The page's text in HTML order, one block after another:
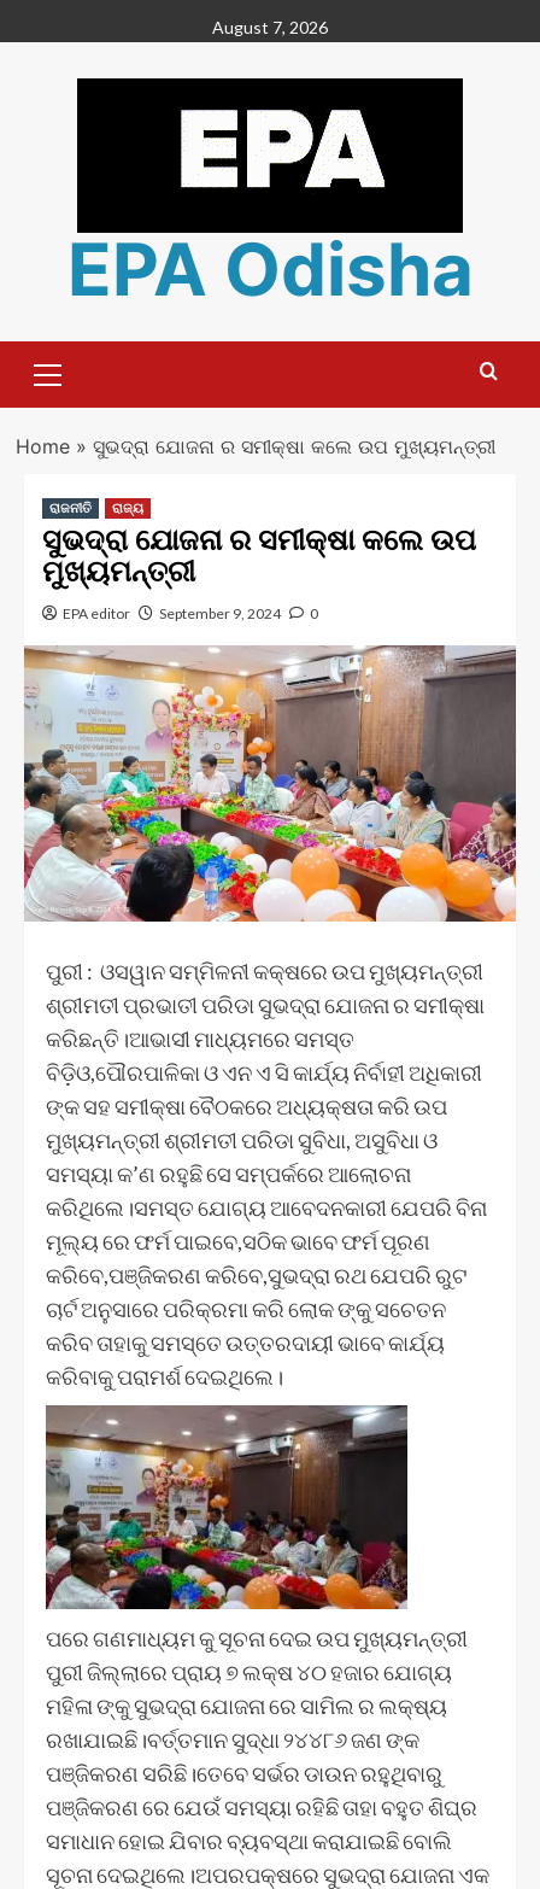
to
August 7, 2026
EPA Odisha
Menu
Home» ସୁଭଦ୍ରା ଯୋଜନା ର ସମୀକ୍ଷା କଲେ ଉପ ମୁଖ୍ୟମନ୍ତ୍ରୀ
ରାଜନୀତି ରାଜ୍ୟ
ସୁଭଦ୍ରା ଯୋଜନା ର ସମୀକ୍ଷା କଲେ ଉପ
ମୁଖ୍ୟମନ୍ତ୍ରୀ
EPA editor September 9, 2024 0
ପୁରୀ : ଓସୱାନ ସମ୍ମିଳନୀ କକ୍ଷରେ ଉପ ମୁଖ୍ୟମନ୍ତ୍ରୀ
ଶ୍ରୀମତୀ ପ୍ରଭାତୀ ପରିଡା ସୁଭଦ୍ରା ଯୋଜନା ର ସମୀକ୍ଷା
କରିଛନ୍ତି।ଆଭାସୀ ମାଧ୍ୟମରେ ସମସ୍ତ
ବିଡ଼ିଓ,ପୌରପାଳିକା ଓ ଏନ ଏ ସି କାର୍ଯ୍ୟ ନିର୍ବାହୀ ଅଧିକାରୀ
ଙ୍କ ସହ ସମୀକ୍ଷା ବୈଠକରେ ଅଧ୍ୟକ୍ଷତା କରି ଉପ
ମୁଖ୍ୟମନ୍ତ୍ରୀ ଶ୍ରୀମତୀ ପରିଡା ସୁବିଧା, ଅସୁବିଧା ଓ
ସମସ୍ୟା କ’ଣ ରହୁଛି ସେ ସମ୍ପର୍କରେ ଆଲୋଚନା
କରିଥିଲେ।ସମସ୍ତ ଯୋଗ୍ୟ ଆବେଦନକାରୀ ଯେପରି ବିନା
ମୂଲ୍ୟ ରେ ଫର୍ମ ପାଇବେ,ସଠିକ ଭାବେ ଫର୍ମ ପୂରଣ
କରିବେ,ପଞ୍ଜିକରଣ କରିବେ,ସୁଭଦ୍ରା ରଥ ଯେପରି ରୁଟ
ଚାର୍ଟ ଅନୁସାରେ ପରିକ୍ରମା କରି ଲୋକ ଙ୍କୁ ସଚେତନ
କରିବ ତାହାକୁ ସମସ୍ତେ ଉତ୍ତରଦାୟୀ ଭାବେ କାର୍ଯ୍ୟ
କରିବାକୁ ପରାମର୍ଶ ଦେଇଥିଲେ।
ପରେ ଗଣମାଧ୍ୟମ କୁ ସୂଚନା ଦେଇ ଉପ ମୁଖ୍ୟମନ୍ତ୍ରୀ
ପୁରୀ ଜିଲ୍ଲାରେ ପ୍ରାୟ ୭ ଲକ୍ଷ ୪୦ ହଜାର ଯୋଗ୍ୟ
ମହିଳା ଙ୍କୁ ସୁଭଦ୍ରା ଯୋଜନା ରେ ସାମିଲ ର ଲକ୍ଷ୍ୟ
ରଖାଯାଇଛି।ବର୍ତ୍ତମାନ ସୁଦ୍ଧା ୨୪୪୮୬ ଜଣ ଙ୍କ
ପଞ୍ଜିକରଣ ସରିଛି।ତେବେ ସର୍ଭର ଡାଉନ ରହୁଥିବାରୁ
ପଞ୍ଜିକରଣ ରେ ଯେଉଁ ସମସ୍ୟା ରହିଛି ତାହା ବହୁତ ଶିଘ୍ର
ସମାଧାନ ହୋଇ ଯିବାର ବ୍ୟବସ୍ଥା କରାଯାଇଛି ବୋଲି
ସୂଚନା ଦେଇଥିଲେ।ଅପରପକ୍ଷରେ ସୁଭଦ୍ରା ଯୋଜନା ଏକ